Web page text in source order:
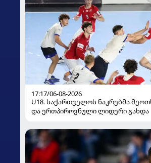
17:17/06-08-2026
U18. საქართველოს ნაკრებმა
და ერთპიროვნული ლიდერი გახდა